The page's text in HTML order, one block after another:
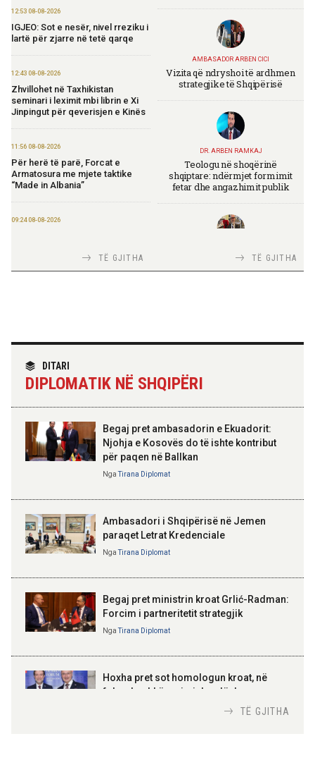
12:53 08-08-2026
IGJEO: Sot e nesër, nivel rreziku i
lartë për zjarre në tetë qarqe
12:43 08-08-2026
Zhvillohet në Taxhikistan
seminari i leximit mbi librin e Xi
Jinpingut për qeverisjen e Kinës
11:56 08-08-2026
Për herë të parë, Forcat e
Armatosura me mjete taktike
“Made in Albania”
09:24 08-08-2026
mbështesë vizionin e Presidentit
Trump për siguri të përbashkët
Forcat Tokësore vijojnë
ndërhyrjet në Mallakastër dhe
TË GJITHA
AMBASADOR ARBEN CICI
Vizita që ndryshoi të ardhmen
strategjike të Shqipërisë
DR. ARBEN RAMKAJ
Teologu në shoqërinë
shqiptare: ndërmjet formimit
fetar dhe angazhimit publik
TIRANA DIPLOMAT
TIRANA DIPLOMAT
Skënderbeut dhe Ismail
Kosovë!
100-vjetori i themelimit të
Urdhrit të Skënderbeut
TË GJITHA
DITARI
DIPLOMATIK NË SHQIPËRI
Begaj pret ambasadorin e Ekuadorit:
Njohja e Kosovës do të ishte kontribut
për paqen në Ballkan
NgaTirana Diplomat
Ambasadori i Shqipërisë në Jemen
paraqet Letrat Kredenciale
NgaTirana Diplomat
Begaj pret ministrin kroat Grlić-Radman:
Forcim i partneritetit strategjik
NgaTirana Diplomat
Hoxha pret sot homologun kroat, në
fokus bashkëpunimi dypalësh
TË GJITHA